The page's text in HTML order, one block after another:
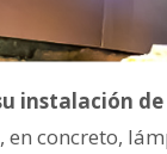
instalación
concreto,